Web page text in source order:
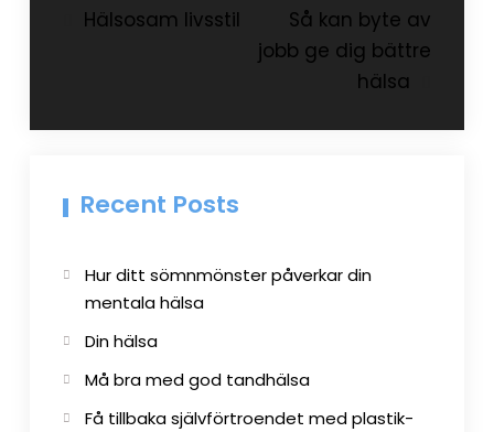
Post
Hälsosam livsstil
Så kan byte av
jobb ge dig bättre
hälsa
Recent Posts
Hur ditt sömnmönster påverkar din
mentala hälsa
Din hälsa
Må bra med god tandhälsa
Få tillbaka självförtroendet med plastik-